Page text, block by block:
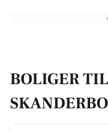
BOLIGER